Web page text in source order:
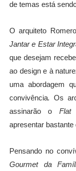
de temas está
O arquiteto
Jantar e Estar
que desejam
ao design e à
uma abordagem
convivência. Os
assinarão o Flat
apresentar bastante
Pensando no conv
Gourmet da Famí